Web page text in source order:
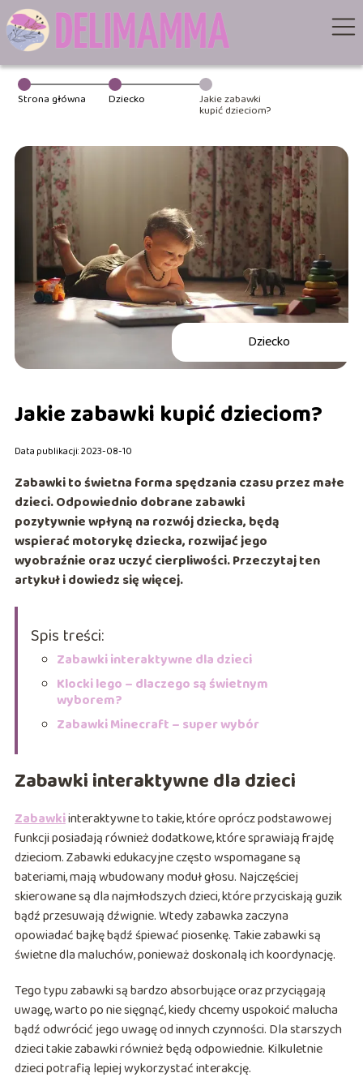
Strona główna Dziecko Jakie zabawki
kupić dzieciom?
Dziecko
Jakie zabawki kupić dzieciom?
Data publikacji: 2023-08-10
Zabawki to świetna forma spędzania czasu przez małe
dzieci. Odpowiednio dobrane zabawki
pozytywnie wpłyną na rozwój dziecka, będą
wspierać motorykę dziecka, rozwijać jego
wyobraźnie oraz uczyć cierpliwości. Przeczytaj ten
artykuł i dowiedz się więcej.
Spis treści:
Zabawki interaktywne dla dzieci
Klocki lego – dlaczego są świetnym
wyborem?
Zabawki Minecraft – super wybór
Zabawki interaktywne dla dzieci
Zabawkiinteraktywne to takie, które oprócz podstawowej
funkcji posiadają również dodatkowe, które sprawiają frajdę
dzieciom. Zabawki edukacyjne często wspomagane są
bateriami, mają wbudowany moduł głosu. Najczęściej
skierowane są dla najmłodszych dzieci, które przyciskają guzik
bądź przesuwają dźwignie. Wtedy zabawka zaczyna
opowiadać bajkę bądź śpiewać piosenkę. Takie zabawki są
świetne dla maluchów, ponieważ doskonalą ich koordynację.
Tego typu zabawki są bardzo absorbujące oraz przyciągają
uwagę, warto po nie sięgnąć, kiedy chcemy uspokoić malucha
bądź odwrócić jego uwagę od innych czynności. Dla starszych
dzieci takie zabawki również będą odpowiednie. Kilkuletnie
dzieci potrafią lepiej wykorzystać interakcję.